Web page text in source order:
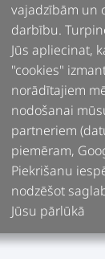
vajadzībām un
darbību.
Jūs apliecinat,
"cookies"
norādītajiem
nodošanai
partneriem
piemēram,
Piekrišanu
nodzēšot
Jūsu pārlūkā